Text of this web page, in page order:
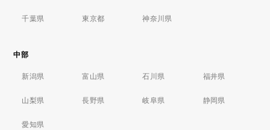
千葉県 東京都 神奈川県
中部
新潟県 富山県 石川県 福井県
山梨県 長野県 岐阜県 静岡県
愛知県